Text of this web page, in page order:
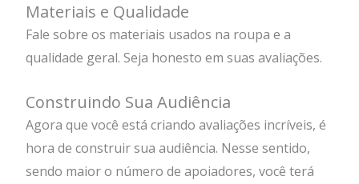
Materiais e Qualidade
Fale sobre os materiais usados na roupa e a
qualidade geral. Seja honesto em suas avaliações.
Construindo Sua Audiência
Agora que você está criando avaliações incríveis, é
hora de construir sua audiência. Nesse sentido,
sendo maior o número de apoiadores, você terá